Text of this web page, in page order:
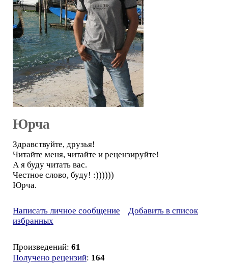
Юрча
Здравствуйте, друзья!
Читайте меня, читайте и рецензируйте!
А я буду читать вас.
Честное слово, буду! :))))))
Юрча.
Написать личное сообщение
Добавить в список
избранных
Произведений: 61
Получено рецензий: 164